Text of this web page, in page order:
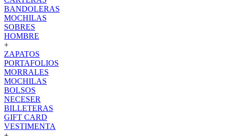
BANDOLERAS
MOCHILAS
SOBRES
HOMBRE
+
ZAPATOS
PORTAFOLIOS
MORRALES
MOCHILAS
BOLSOS
NECESER
BILLETERAS
GIFT CARD
VESTIMENTA